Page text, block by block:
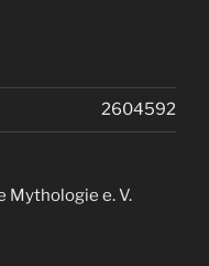
2604592
e. V.